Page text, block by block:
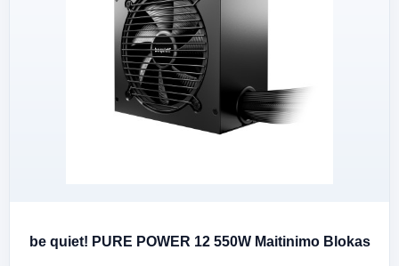
be quiet! PURE POWER 12 550W Maitinimo Blokas